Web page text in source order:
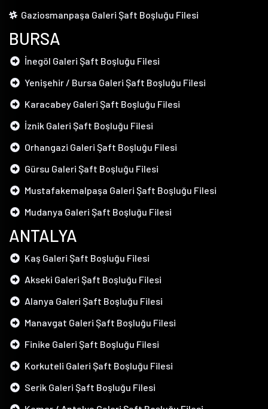
Gaziosmanpaşa Galeri Şaft Boşluğu Filesi
BURSA
İnegöl Galeri Şaft Boşluğu Filesi
Yenişehir / Bursa Galeri Şaft Boşluğu Filesi
Karacabey Galeri Şaft Boşluğu Filesi
İznik Galeri Şaft Boşluğu Filesi
Orhangazi Galeri Şaft Boşluğu Filesi
Gürsu Galeri Şaft Boşluğu Filesi
Mustafakemalpaşa Galeri Şaft Boşluğu Filesi
Mudanya Galeri Şaft Boşluğu Filesi
ANTALYA
Kaş Galeri Şaft Boşluğu Filesi
Akseki Galeri Şaft Boşluğu Filesi
Alanya Galeri Şaft Boşluğu Filesi
Manavgat Galeri Şaft Boşluğu Filesi
Finike Galeri Şaft Boşluğu Filesi
Korkuteli Galeri Şaft Boşluğu Filesi
Serik Galeri Şaft Boşluğu Filesi